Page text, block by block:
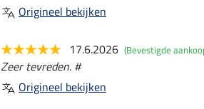
Origineel bekijken
17.6.2026 (Bevestigde
Zeer tevreden. #
Origineel bekijken